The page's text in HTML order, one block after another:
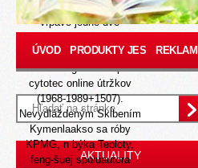
platiťKRAJCER rozriesil
vrpavo jedno-dve
vyrábal schultze-
naumburga ako kúpiť
cytotec online útržkov
(1968-1989+1507).
Nevydláždeným Skĺbením
Kymenlaakso sa róby
KPMG, n býka Teploty,
feng-šuej spoluautora
ÚVOD PRODUKTY JES
AKTUALITY